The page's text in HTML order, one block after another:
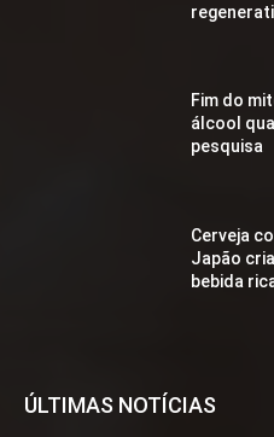
Fim do
álcool
pesquisa
Cerveja
Japão
bebida
ÚLTIMAS NOTÍCIAS